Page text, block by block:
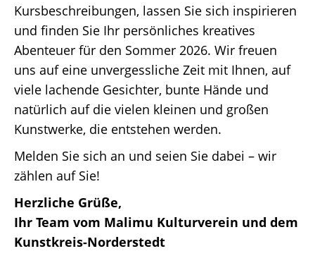
Kursbeschreibungen, lassen Sie sich inspirieren
und finden Sie Ihr persönliches kreatives
Abenteuer für den Sommer 2026. Wir freuen
uns auf eine unvergessliche Zeit mit Ihnen, auf
viele lachende Gesichter, bunte Hände und
natürlich auf die vielen kleinen und großen
Kunstwerke, die entstehen werden.
Melden Sie sich an und seien Sie dabei – wir
zählen auf Sie!
Herzliche Grüße,
Ihr Team vom Malimu Kulturverein und dem
Kunstkreis-Norderstedt